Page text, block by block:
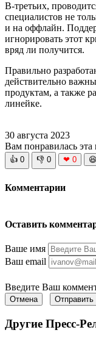
В-третьих,
специалистов не
и на оффлайн.
игнорировать этот
вряд ли получится.
Правильно
действительно
продуктам, а также
линейке.
30 августа 2023
Вам понравилась эта
👍 0 👎 0 ❤ 0 😆
Комментарии
Оставить
Ваше имя
Ваш email
Введите Ваш
Отмена Отправить
Другие Пресс-